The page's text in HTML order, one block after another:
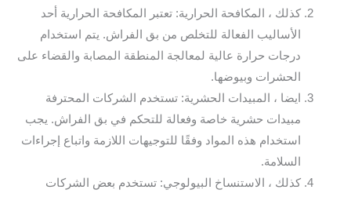
كذلك ، المكافحة الحرارية: تعتبر المكافحة الحرارية أحد
الأساليب الفعالة للتخلص من بق الفراش. يتم استخدام
درجات حرارة عالية لمعالجة المنطقة المصابة والقضاء على
الحشرات وبيوضها.
ايضا ، المبيدات الحشرية: تستخدم الشركات المحترفة
مبيدات حشرية خاصة وفعالة للتحكم في بق الفراش. يجب
استخدام هذه المواد وفقًا للتوجيهات اللازمة واتباع إجراءات
السلامة.
كذلك ، الاستنساخ البيولوجي: تستخدم بعض الشركات